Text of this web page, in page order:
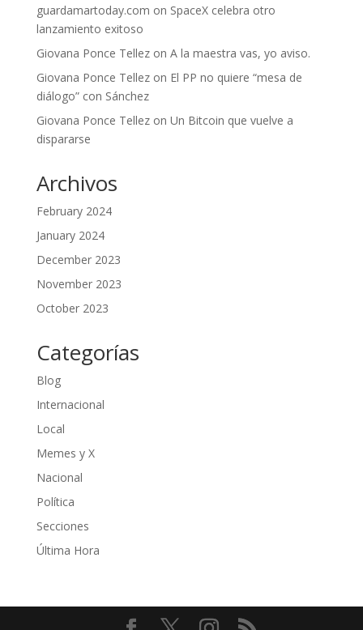
guardamartoday.com on SpaceX celebra otro
lanzamiento exitoso
Giovana Ponce Tellezon A la maestra vas, yo aviso.
Giovana Ponce Tellezon El PP no quiere “mesa de
diálogo” con Sánchez
Giovana Ponce Tellezon Un Bitcoin que vuelve a
dispararse
Archivos
February 2024
January 2024
December 2023
November 2023
October 2023
Categorías
Blog
Internacional
Local
Memes y X
Nacional
Política
Secciones
Última Hora